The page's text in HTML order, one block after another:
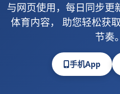
与网页使用，每日同步更
体育内容， 助您轻松获
节奏。
手机App